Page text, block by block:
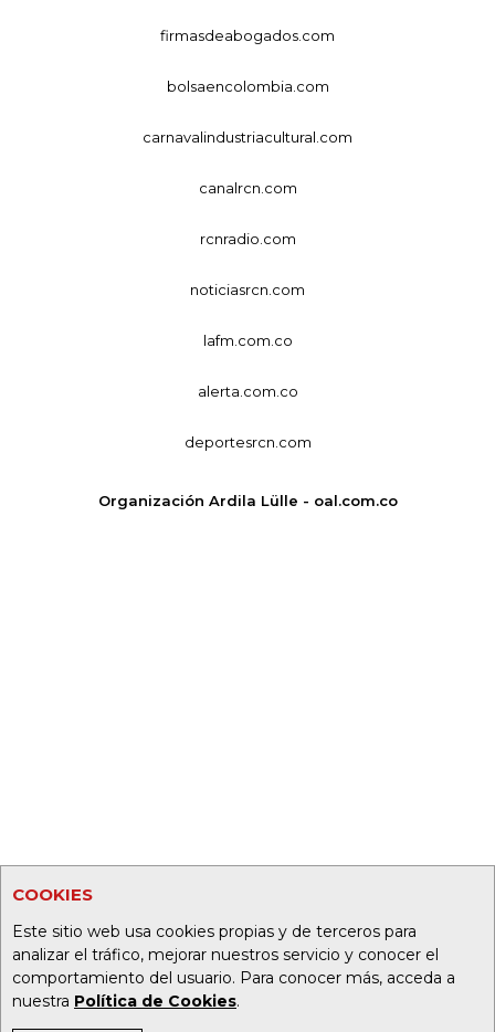
COOKIES
Este sitio web usa cookies propias y de terceros para
analizar el tráfico, mejorar nuestros servicio y conocer el
comportamiento del usuario. Para conocer más, acceda a
nuestra Política de Cookies.
firmasdeabogados.com
bolsaencolombia.com
carnavalindustriacultural.com
canalrcn.com
rcnradio.com
noticiasrcn.com
lafm.com.co
alerta.com.co
deportesrcn.com
Organización Ardila Lülle - oal.com.co